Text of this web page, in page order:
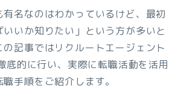
名なのはわかっているけど、最初
いか知りたい」という方が多いと
記事ではリクルートエージェント
底的に行い、実際に転職活動を活用
手順をご紹介します。